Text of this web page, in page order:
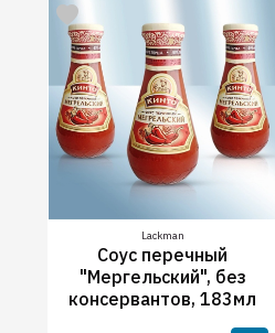
Lackman
Соус перечный
"Мергельский", без
консервантов, 183мл